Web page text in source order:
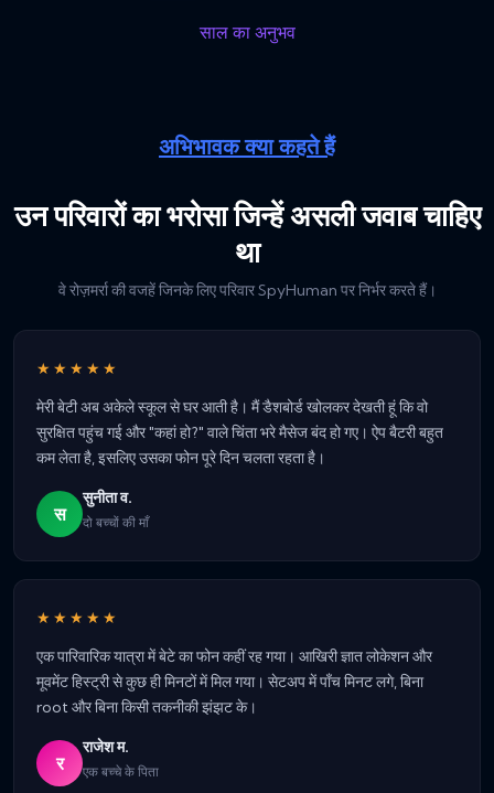
साल का अनुभव
अभिभावक क्या कहते हैं
उन परिवारों का भरोसा जिन्हें असली जवाब चाहिए
था
वे रोज़मर्रा की वजहें जिनके लिए परिवार SpyHuman पर निर्भर करते हैं।
★★★★★
मेरी बेटी अब अकेले स्कूल से घर आती है। मैं डैशबोर्ड खोलकर देखती हूं कि वो
सुरक्षित पहुंच गई और "कहां हो?" वाले चिंता भरे मैसेज बंद हो गए। ऐप बैटरी बहुत
कम लेता है, इसलिए उसका फोन पूरे दिन चलता रहता है।
स
सुनीता व.
दो बच्चों की माँ
★★★★★
एक पारिवारिक यात्रा में बेटे का फोन कहीं रह गया। आखिरी ज्ञात लोकेशन और
मूवमेंट हिस्ट्री से कुछ ही मिनटों में मिल गया। सेटअप में पाँच मिनट लगे, बिना
root और बिना किसी तकनीकी झंझट के।
र
राजेश म.
एक बच्चे के पिता